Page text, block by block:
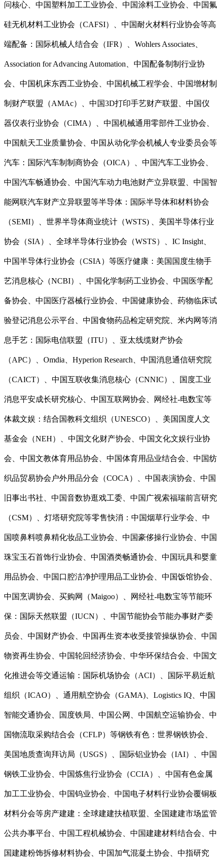
问核心、中国塑料加工工业协会、中国涂料工业协会、中国氟
硅无机材料工业协会（CAFSI）、中国耐火材料行业协会等高
端配备：国际机械人结合会（IFR）、Wohlers Associates、
Association for Advancing Automation、中国配备制制行业协
会、中国机床东西工业协会、中国机械工程学会、中国增材制
制财产联盟（AMAc）、中国3D打印手艺财产联盟、中国仪
器仪表行业协会（CIMA）、中国机械通用零部件工业协会、
中国航天工业质量协会、中国从动化学会机械人专业委员会等
汽车：国际汽车制制商协会（OICA）、中国汽车工业协会、
中国汽车畅通协会、中国汽车动力电池财产立异联盟、中国智
能网联汽车财产立异联盟等半导体：国际半导体和材料协会
（SEMI）、世界半导体商业统计（WSTS) 、美国半导体行业
协会（SIA）、全球半导体行业协会（WSTS）、IC Insight、
中国半导体行业协会（CSIA）等医疗健康：美国国度生物手
艺消息核心（NCBI）、中国化学制药工业协会、中国医学配
备协会、中国医疗器械行业协会、中国健康协会、药物临床试
验登记消息公示平台、中国食物药品检定研究院、米内网等消
息手艺：国际电信联盟（ITU）、亚太线缆财产协会
（APC）、Omdia、Hyperion Research、中国消息通信研究院
（CAICT）、中国互联收集消息核心（CNNIC）、国度工业
消息平安成长研究核心、中国互联网协会、网经社-电数宝等
体裁文娱：结合国教科文组织（UNESCO）、美国国度人文
基金会（NEH）、中国文化财产协会、中国文化文娱行业协
会、中国文教体育用品协会、中国体育用品业结合会、中国纺
织品贸易协会户外用品分会（COCA）、中国表演协会、中国
旧事出书社、中国音数协逛戏工委、中国广视索福瑞前言研究
（CSM）、灯塔研究院等零售快消：中国烟草行业学会、中
国喷鼻料喷鼻精化妆品工业协会、中国豪侈操行业协会、中国
珠宝玉石首饰行业协会、中国酒类畅通协会、中国玩具和婴童
用品协会、中国口腔洁净护理用品工业协会、中国饭馆协会、
中国烹调协会、买购网（Maigoo）、网经社-电数宝等节能环
保：国际天然联盟（IUCN）、中国节能协会节能办事财产委
员会、中国财产协会、中国再生资本收受接管操纵协会、中国
物资再生协会、中国轮回经济协会、中华环保结合会、中国文
化推进会等交通运输：国际机场协会（ACI）、国际平易近航
组织（ICAO）、通用航空协会（GAMA)、Logistics IQ、中国
智能交通协会、国度铁局、中国公网、中国航空运输协会、中
国物流取采购结合会（CFLP）等钢铁有色：世界钢铁协会、
美国地质查询拜访局（USGS）、国际铝业协会（IAI）、中国
钢铁工业协会、中国炼焦行业协会（CCIA）、中国有色金属
加工工业协会、中国钨业协会、中国电子材料行业协会覆铜板
材料分会等房产建建：全球建建扶植联盟、全国建建市场监管
公共办事平台、中国工程机械协会、中国建建材料结合会、中
国建建粉饰拆修材料协会、中国加气混凝土协会、中指研究